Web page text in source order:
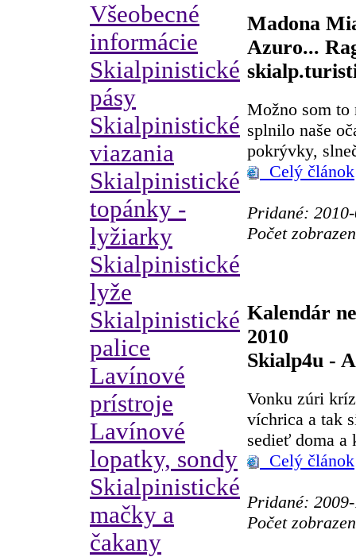
Všeobecné
informácie
Skialpinistické
pásy
Skialpinistické
viazania
Skialpinistické
topánky -
lyžiarky
Skialpinistické
lyže
Skialpinistické
palice
Lavínové
prístroje
Lavínové
lopatky, sondy
Skialpinistické
mačky a
čakany
Madona
Azuro...
Možno som to
splnilo naše
pokrývky,
Celý článok
Pridané:
Počet
Kalendár
2010
Skialp4u -
Vonku zúri
víchrica a tak
sedieť doma
Celý článok
Pridané:
Počet